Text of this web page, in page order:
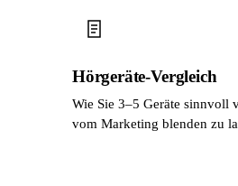
Hörgeräte-Vergleich
Wie Sie 3–5 Geräte sinnvoll
vom Marketing blenden zu